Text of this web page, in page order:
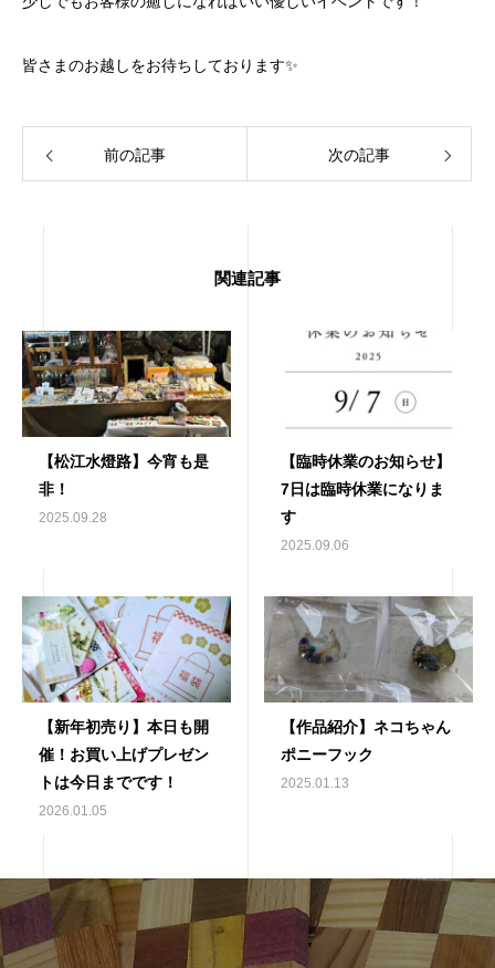
皆さまのお越しをお待ちしております✨️
前の記事 次の記事
関連記事
【松江水燈路】今宵も是
非！
2025.09.28
【臨時休業のお知らせ】
7日は臨時休業になりま
す
2025.09.06
【新年初売り】本日も開
催！お買い上げプレゼン
トは今日までです！
2026.01.05
【作品紹介】ネコちゃん
ポニーフック
2025.01.13